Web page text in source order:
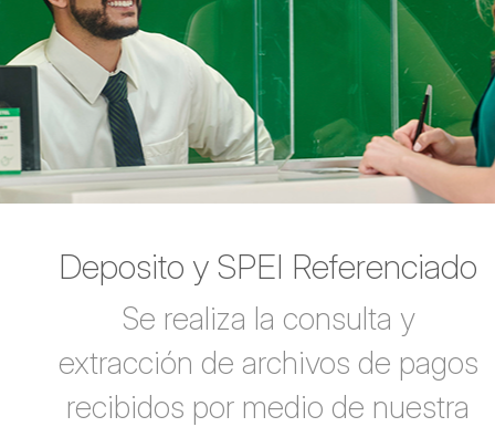
Deposito y SPEI Referenciado
Se realiza la consulta y
extracción de archivos de pagos
recibidos por medio de nuestra